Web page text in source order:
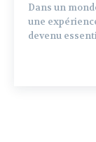
Dans un
une
devenu